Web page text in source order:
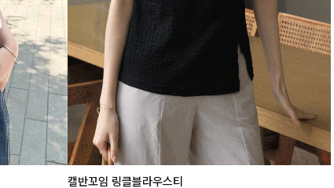
캘반꼬임 링클블라우스티